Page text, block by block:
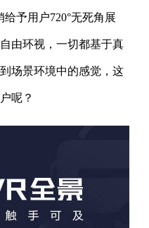
予用户720°无死角展
由环视，一切都基于真
场景环境中的感觉，这
呢？